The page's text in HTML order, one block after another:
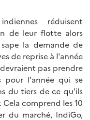
réduisent
de leur flotte alors
la demande de
de reprise à l'année
pas prendre
pour l'année qui se
du tiers de ce qu'ils
comprend les 10
du marché, IndiGo,